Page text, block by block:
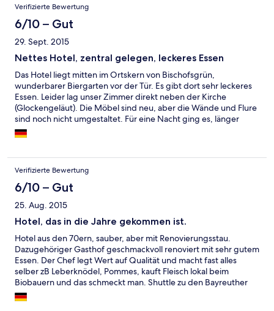
Verifizierte Bewertung
6/10 – Gut
29. Sept. 2015
Nettes Hotel, zentral gelegen, leckeres Essen
Das Hotel liegt mitten im Ortskern von Bischofsgrün,
wunderbarer Biergarten vor der Tür. Es gibt dort sehr leckeres
Essen. Leider lag unser Zimmer direkt neben der Kirche
(Glockengeläut). Die Möbel sind neu, aber die Wände und Flure
sind noch nicht umgestaltet. Für eine Nacht ging es, länger
wäre es nicht schön gewesen, schon gar nicht zu diesem Preis !
Verifizierte Bewertung
6/10 – Gut
25. Aug. 2015
Hotel, das in die Jahre gekommen ist.
Hotel aus den 70ern, sauber, aber mit Renovierungsstau.
Dazugehöriger Gasthof geschmackvoll renoviert mit sehr gutem
Essen. Der Chef legt Wert auf Qualität und macht fast alles
selber zB Leberknödel, Pommes, kauft Fleisch lokal beim
Biobauern und das schmeckt man. Shuttle zu den Bayreuther
Festspielen wurde organisiert. Hotel hat sicher nach
Renovierung Potential.